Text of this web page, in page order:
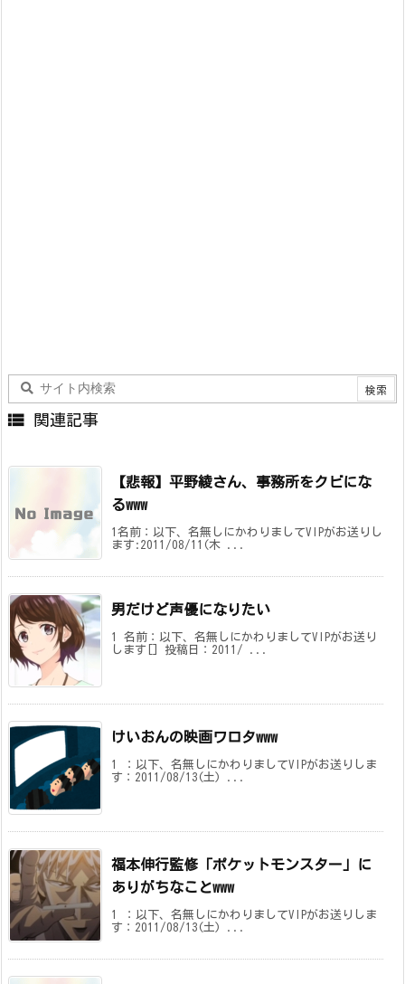
 関連記事
【悲報】平野綾さん、事務所をクビにな
るwww
1名前：以下、名無しにかわりましてVIPがお送りし
ます:2011/08/11(木 ...
男だけど声優になりたい
1 名前：以下、名無しにかわりましてVIPがお送り
します[] 投稿日：2011/ ...
けいおんの映画ワロタwww
1 ：以下、名無しにかわりましてVIPがお送りしま
す：2011/08/13(土) ...
福本伸行監修「ポケットモンスター」に
ありがちなことwww
1 ：以下、名無しにかわりましてVIPがお送りしま
す：2011/08/13(土) ...